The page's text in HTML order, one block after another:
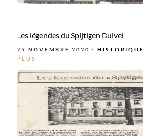
Les légendes du Spijtigen Duivel
25 NOVEMBRE 2020 : HISTORIQUE
PLUS